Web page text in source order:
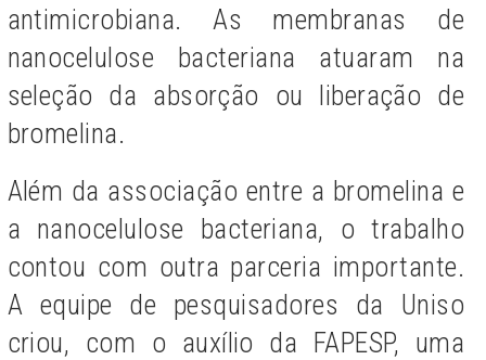
antimicrobiana. As membranas de
nanocelulose bacteriana atuaram na
seleção da absorção ou liberação de
bromelina.
Além da associação entre a bromelina e
a nanocelulose bacteriana, o trabalho
contou com outra parceria importante.
A equipe de pesquisadores da Uniso
criou, com o auxílio da FAPESP, uma